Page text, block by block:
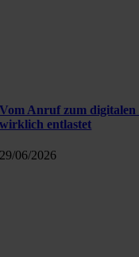
Vom Anruf zum digitalen
wirklich entlastet
29/06/2026